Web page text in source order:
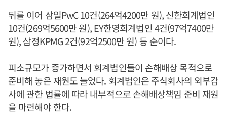
뒤를 이어 삼일PwC 10건(264억4200만 원), 신한회계법인
10건(269억5600만 원), EY한영회계법인 4건(97억7400만
원), 삼정KPMG 2건(92억2500만 원) 등 순이다.
피소규모가 증가하면서 회계법인들이 손해배상 목적으로
준비해 놓은 재원도 늘었다. 회계법인은 주식회사의 외부감
사에 관한 법률에 따라 내부적으로 손해배상책임 준비 재원
을 마련해야 한다.